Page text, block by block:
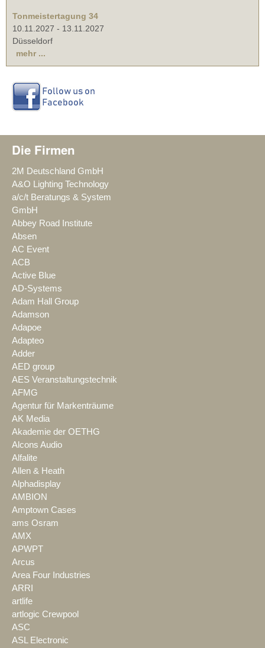
Tonmeistertagung 34
10.11.2027 - 13.11.2027
Düsseldorf
mehr ...
Die Firmen
2M Deutschland GmbH
A&O Lighting Technology
a/c/t Beratungs & System
GmbH
Abbey Road Institute
Absen
AC Event
ACB
Active Blue
AD-Systems
Adam Hall Group
Adamson
Adapoe
Adapteo
Adder
AED group
AES Veranstaltungstechnik
AFMG
Agentur für Markenträume
AK Media
Akademie der OETHG
Alcons Audio
Alfalite
Allen & Heath
Alphadisplay
AMBION
Amptown Cases
ams Osram
AMX
APWPT
Arcus
Area Four Industries
ARRI
artlife
artlogic Crewpool
ASC
ASL Electronic